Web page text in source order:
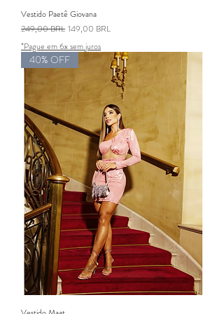
Vestido Paetê Giovana
Precio
249,00 BRL Precio de oferta
149,00 BRL
*Pague em 6x sem juros
40% OFF